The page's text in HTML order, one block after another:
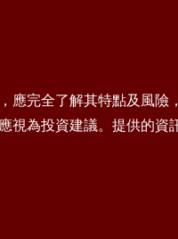
完全了解其特點及風
為投資建議。提供的